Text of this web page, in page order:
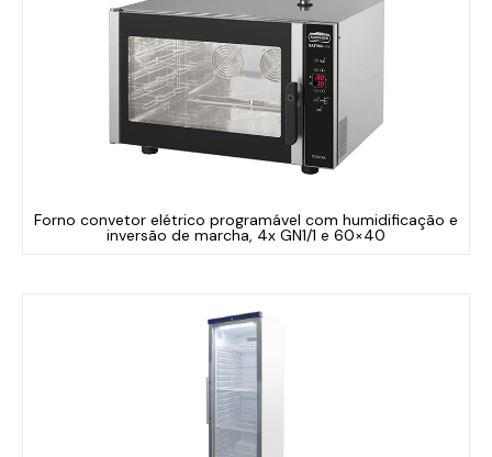
Forno convetor elétrico programável com humidificação e
inversão de marcha, 4x GN1/1 e 60×40